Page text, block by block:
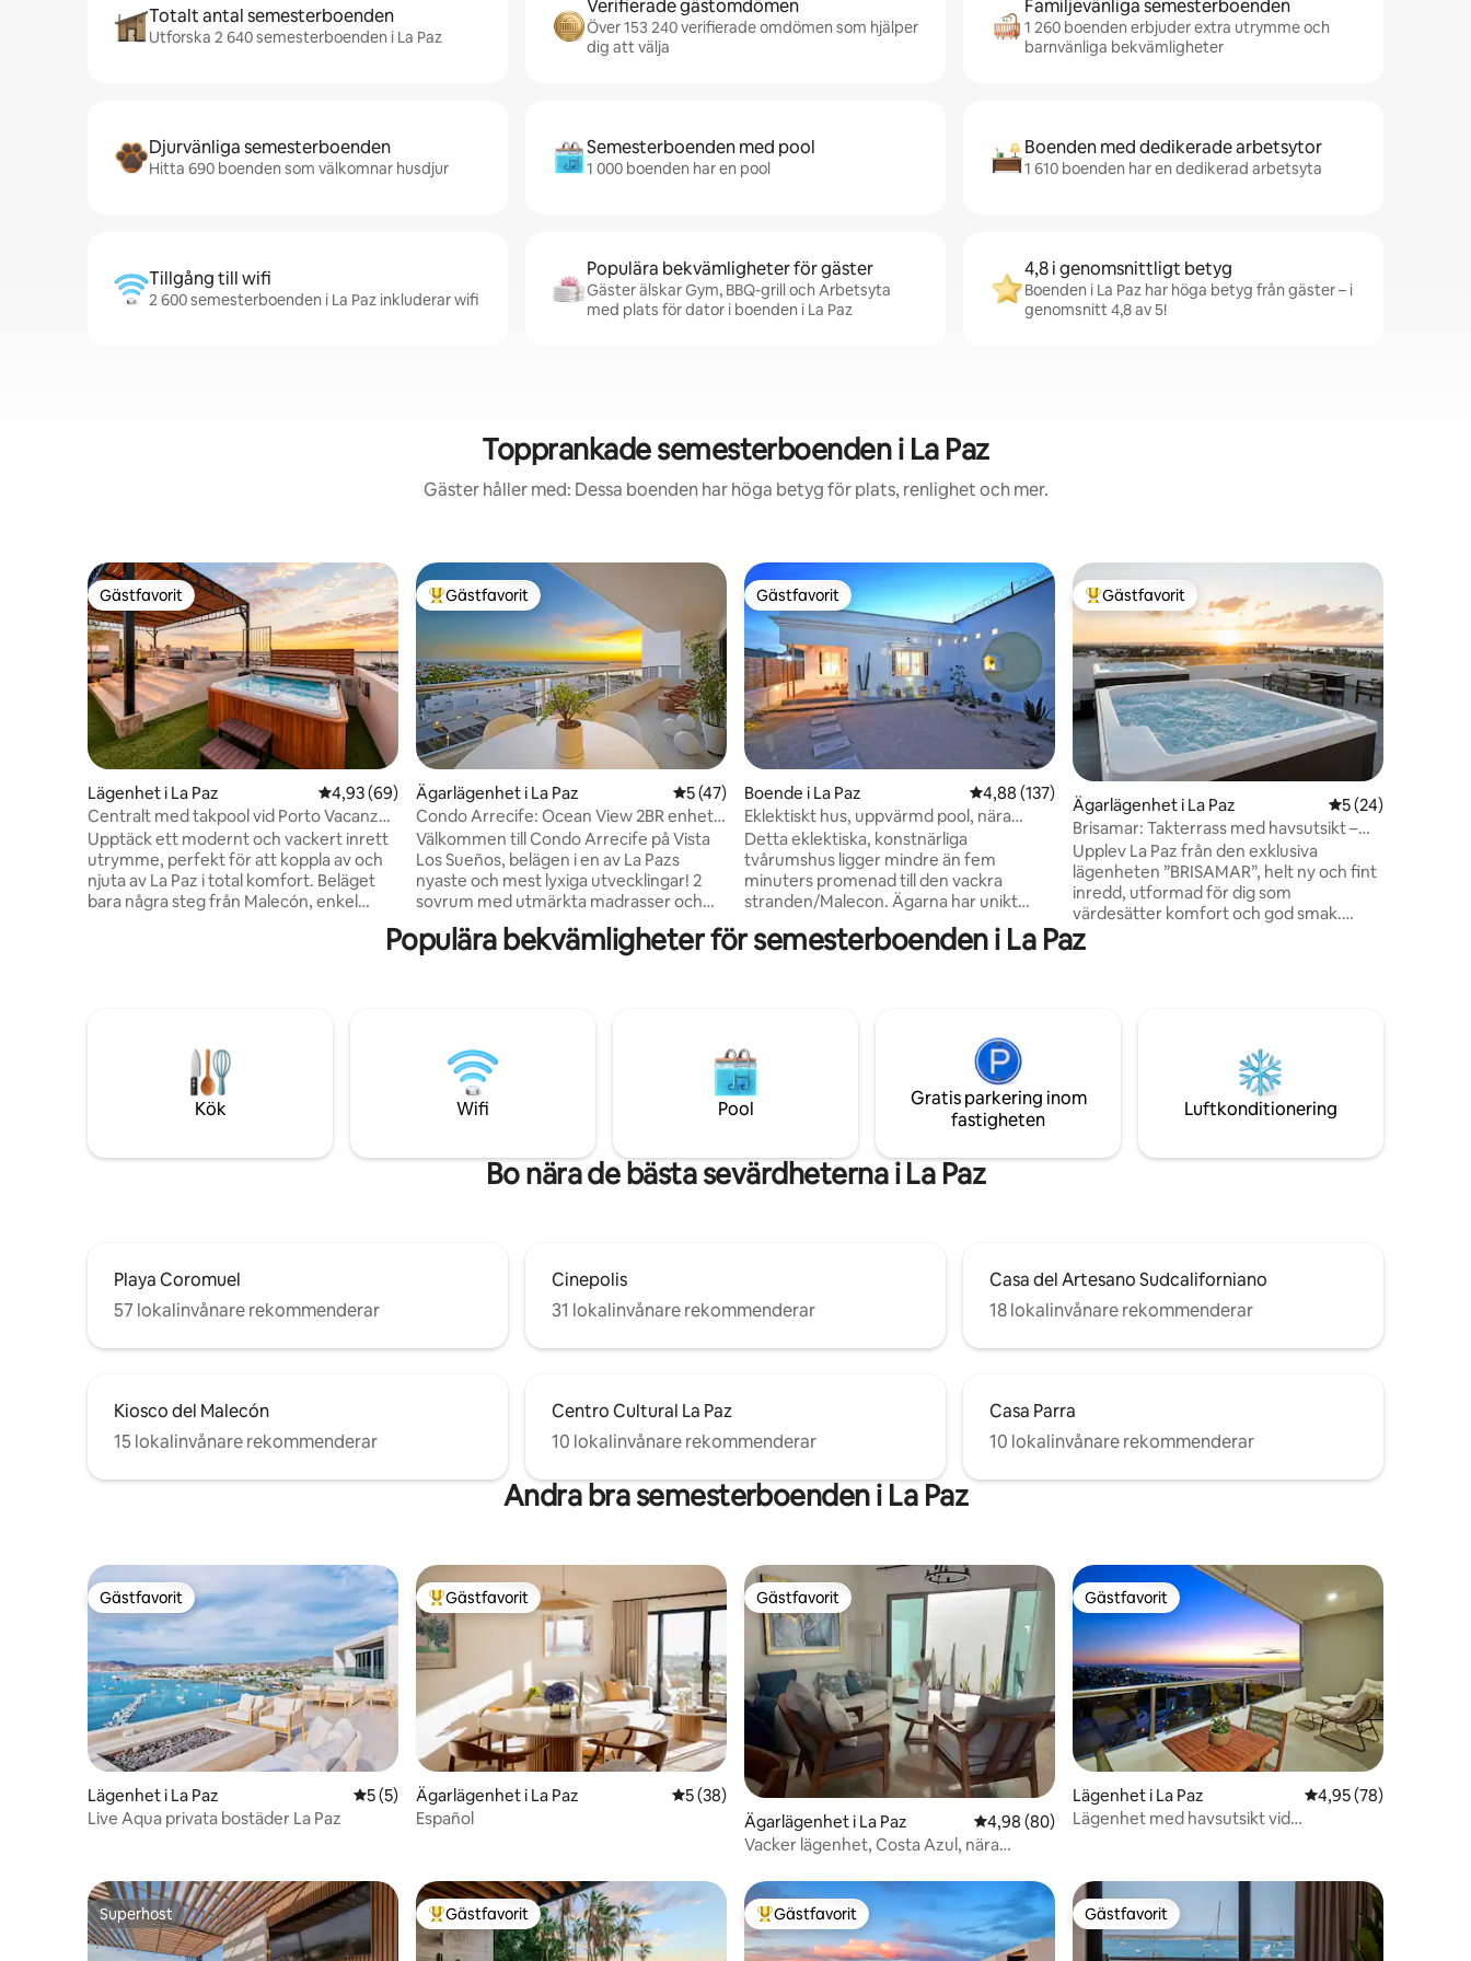
Totalt antal semesterboenden
Utforska 2 640 semesterboenden i La Paz
Verifierade gästomdömen
Över 153 240 verifierade omdömen som hjälper
dig att välja
Familjevänliga semesterboenden
1 260 boenden erbjuder extra utrymme och
barnvänliga bekvämligheter
Djurvänliga semesterboenden
Hitta 690 boenden som välkomnar husdjur
Semesterboenden med pool
1 000 boenden har en pool
Boenden med dedikerade arbetsytor
1 610 boenden har en dedikerad arbetsyta
Tillgång till wifi
2 600 semesterboenden i La Paz inkluderar wifi
Populära bekvämligheter för gäster
Gäster älskar Gym, BBQ-grill och Arbetsyta
med plats för dator i boenden i La Paz
4,8 i genomsnittligt betyg
Boenden i La Paz har höga betyg från gäster – i
genomsnitt 4,8 av 5!
Topprankade semesterboenden i La Paz
Gäster håller med: Dessa boenden har höga betyg för plats, renlighet och mer.
Gästfavorit
Gästfavorit
Lägenhet i La Paz 4,93 av 5 i genomsnittligt betyg, 69 omdömen
4,93 (69)
Centralt med takpool vid Porto Vacanze
@ Laiva
Upptäck ett modernt och vackert inrett
utrymme, perfekt för att koppla av och
njuta av La Paz i total komfort. Beläget
bara några steg från Malecón, enkel
– en pärla för att njuta av det bästa av
Baja California Sur! Biluthyrning
tillgänglig, inklusive gratis upphämtning
och avlämning på La Paz flygplats.
Populär gästfavorit
Gästfavorit
Ägarlägenhet i La Paz 5 av 5 i genomsnittligt betyg, 47 omdömen
5 (47)
Condo Arrecife: Ocean View 2BR enhet
& uppvärmd pool
Välkommen till Condo Arrecife på Vista
Los Sueños, belägen i en av La Pazs
nyaste och mest lyxiga utvecklingar! 2
sovrum med utmärkta madrasser och
sängkläder, 2 fullt utrustade badrum,
matplats och ett fullt utrustat kök.
Koppla av på den privata och rymliga
restauranger och alla läckerheter La Paz
har att erbjuda! Snabbt WiFi, säkerhet
dygnet runt, gated community och en
privat parkeringsplats.
Gästfavorit
Gästfavorit
Boende i La Paz 4,88 av 5 i genomsnittligt betyg, 137 omdömen
4,88 (137)
Eklektiskt hus, uppvärmd pool, nära
vattnet.
Detta eklektiska, konstnärliga
tvårumshus ligger mindre än fem
minuters promenad till den vackra
stranden/Malecon. Ägarna har unikt
utformat hela boendet för att skapa en
avslappnad och inbjudande atmosfär för
Perfekt beläget nära La Paz bästa, mest
erkända restauranger, kaféer och
shopping, alla inom gångavstånd, och en
mini mart runt hörnet.
Populär gästfavorit
Gästfavorit
Ägarlägenhet i La Paz 5 av 5 i
5 (24)
Brisamar: Takterrass med havsutsikt –
nära strandpromenaden
Upplev La Paz från den exklusiva
lägenheten ”BRISAMAR”, helt ny och fint
inredd, utformad för dig som
värdesätter komfort och god smak.
Lägenheten ligger på fjärde våningen,
tre kvarter från Malecón, och du har det
av och njuta av gemensamma
bekvämligheter: jacuzzi, eldstad, gym,
grill, sportbar och solstolar. Ett elegant
boende med oslagbart läge.
Populära bekvämligheter för semesterboenden i La Paz
Kök Wifi Pool
Gratis parkering inom
fastigheten
Luftkonditionering
Bo nära de bästa sevärdheterna i La Paz
Playa Coromuel
57 lokalinvånare rekommenderar
Cinepolis
31 lokalinvånare rekommenderar
Casa del Artesano Sudcaliforniano
18 lokalinvånare rekommenderar
Kiosco del Malecón
15 lokalinvånare rekommenderar
Centro Cultural La Paz
10 lokalinvånare rekommenderar
Casa Parra
10 lokalinvånare rekommenderar
Andra bra semesterboenden i La Paz
Gästfavorit
Gästfavorit
Lägenhet i La Paz 5 av 5 i genomsnittligt betyg, 5 omdömen
5 (5)
Live Aqua privata bostäder La Paz
Populär gästfavorit
Gästfavorit
Ägarlägenhet i La Paz 5 av 5 i genomsnittligt betyg, 38 omdömen
5 (38)
Español
Gästfavorit
Gästfavorit
Ägarlägenhet i La Paz 4,98 av 5 i genomsnittligt betyg, 80 omdömen
4,98 (80)
Vacker lägenhet, Costa Azul, nära
Gästfavorit
Gästfavorit
Lägenhet i La Paz 4,95 av 5 i
4,95 (78)
Lägenhet med havsutsikt vid
Superhost
Superhost Populär gästfavorit
Gästfavorit Populär gästfavorit
Gästfavorit Gästfavorit
Gästfavorit